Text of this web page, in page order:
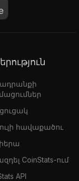
հավաքածու
CoinStats-ում
API